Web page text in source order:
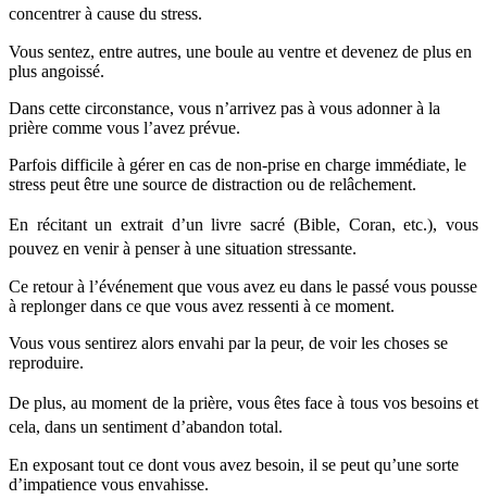
concentrer à cause du stress.
Vous sentez, entre autres, une boule au ventre et devenez de plus en
plus angoissé.
Dans cette circonstance, vous n’arrivez pas à vous adonner à la
prière comme vous l’avez prévue.
Parfois difficile à gérer en cas de non-prise en charge immédiate, le
stress peut être une source de distraction ou de relâchement.
En récitant un extrait d’un livre sacré (Bible, Coran, etc.), vous
pouvez en venir à penser à une situation stressante.
Ce retour à l’événement que vous avez eu dans le passé vous pousse
à replonger dans ce que vous avez ressenti à ce moment.
Vous vous sentirez alors envahi par la peur, de voir les choses se
reproduire.
De plus, au moment de la prière, vous êtes face à tous vos besoins et
cela, dans un sentiment d’abandon total.
En exposant tout ce dont vous avez besoin, il se peut qu’une sorte
d’impatience vous envahisse.